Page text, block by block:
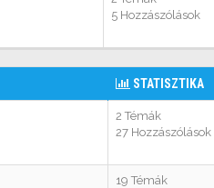
5 Hozzászólások
STATISZTIKA
2 Témák
27 Hozzászólások
19 Témák